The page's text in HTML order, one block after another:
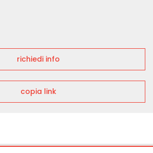
richiedi info
copia link